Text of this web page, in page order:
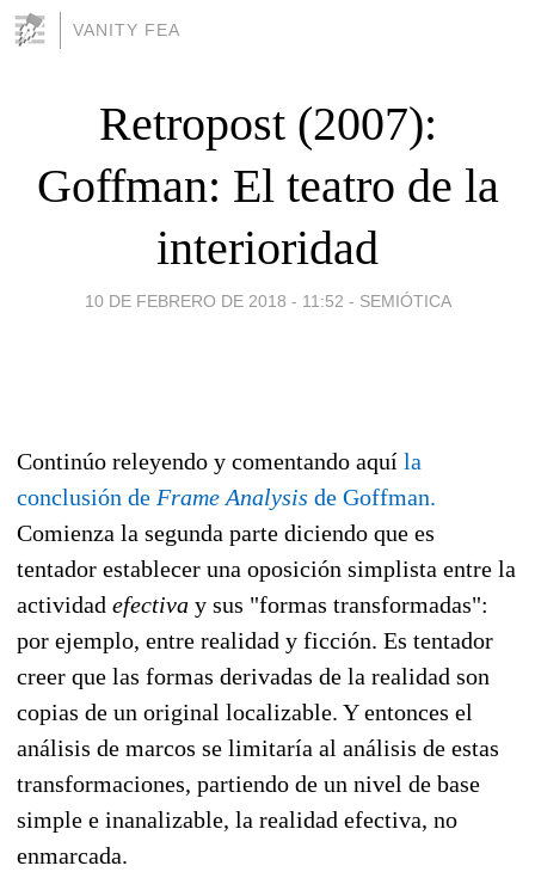
VANITY FEA
Retropost (2007):
Goffman: El teatro de la
interioridad
10 DE FEBRERO DE 2018 - 11:52 - SEMIÓTICA
Continúo releyendo y comentando aquí la
conclusión de Frame Analysis de Goffman.
Comienza la segunda parte diciendo que es
tentador establecer una oposición simplista entre la
actividad efectiva y sus "formas transformadas":
por ejemplo, entre realidad y ficción. Es tentador
creer que las formas derivadas de la realidad son
copias de un original localizable. Y entonces el
análisis de marcos se limitaría al análisis de estas
transformaciones, partiendo de un nivel de base
simple e inanalizable, la realidad efectiva, no
enmarcada.